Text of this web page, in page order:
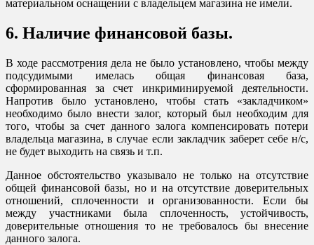
материальном оснащении с владельцем магазина не имели.
6. Наличие финансовой базы.
В ходе рассмотрения дела не было установлено, чтобы между
подсудимыми имелась общая финансовая база,
сформированная за счет инкриминируемой деятельности.
Напротив было установлено, чтобы стать «закладчиком»
необходимо было внести залог, который был необходим для
того, чтобы за счет данного залога компенсировать потери
владельца магазина, в случае если закладчик заберет себе н/с,
не будет выходить на связь и т.п.
Данное обстоятельство указывало не только на отсутствие
общей финансовой базы, но и на отсутствие доверительных
отношений, сплоченности и организованности. Если бы
между участниками была сплоченность, устойчивость,
доверительные отношения то не требовалось бы внесение
данного залога.